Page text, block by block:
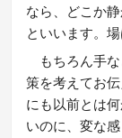
なら、どこか
といいます。
もちろん手
策を考えてお
にも以前とは
いのに、変な